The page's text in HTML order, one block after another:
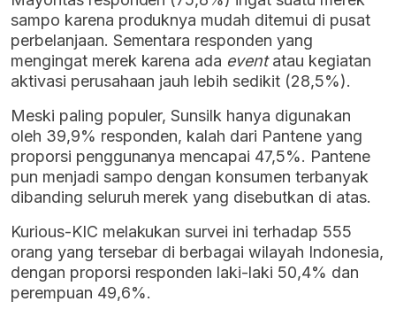
sampo karena produknya mudah ditemui di pusat
perbelanjaan. Sementara responden yang
mengingat merek karena ada eventatau kegiatan
aktivasi perusahaan jauh lebih sedikit (28,5%).
Meski paling populer, Sunsilk hanya digunakan
oleh 39,9% responden, kalah dari Pantene yang
proporsi penggunanya mencapai 47,5%. Pantene
pun menjadi sampo dengan konsumen terbanyak
dibanding seluruh merek yang disebutkan di atas.
Kurious-KIC melakukan survei ini terhadap 555
orang yang tersebar di berbagai wilayah Indonesia,
dengan proporsi responden laki-laki 50,4% dan
perempuan 49,6%.